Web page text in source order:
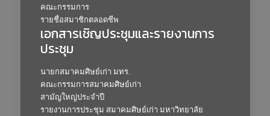
คณะกรรมการ
รายชื่อสมาชิกตลอดชีพ
เอกสารเชิญประชุมและรายงานการ
ประชุม
นายกสมาคมศิษย์เก่า มทร.
คณะกรรมการสมาคมศิษย์เก่า
สามัญใหญ่ประจำปี
รายงานการประชุม สมาคมศิษย์เก่า มหาวิทยาลัย